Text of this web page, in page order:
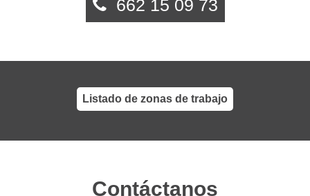
662 15 09 73
Listado de zonas de trabajo
Contáctanos